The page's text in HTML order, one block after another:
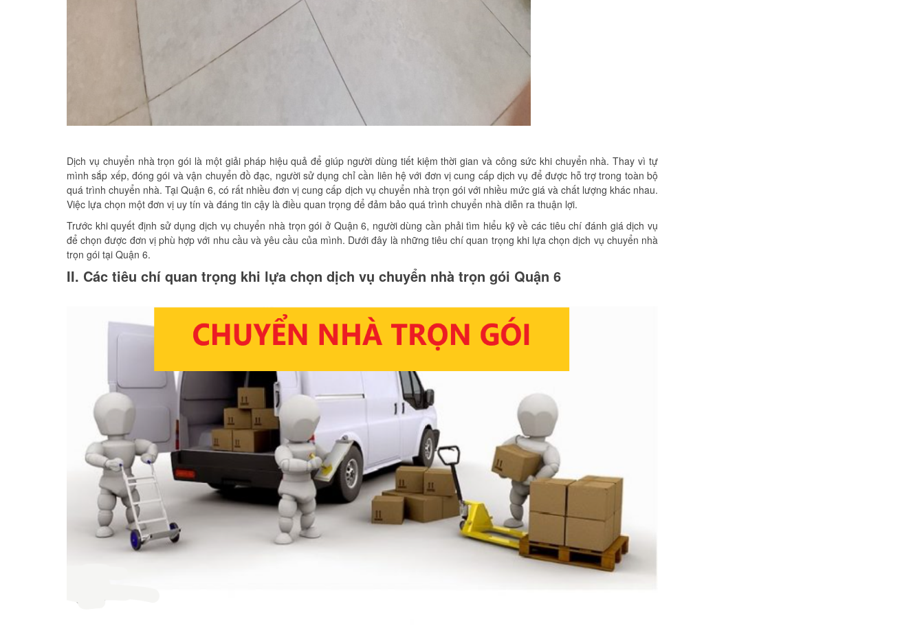
Dịch vụ chuyển nhà trọn gói là một giải pháp hiệu quả để giúp người dùng tiết kiệm thời gian và công sức khi chuyển nhà. Thay vì tự
mình sắp xếp, đóng gói và vận chuyển đồ đạc, người sử dụng chỉ cần liên hệ với đơn vị cung cấp dịch vụ để được hỗ trợ trong toàn bộ
quá trình chuyển nhà. Tại Quận 6, có rất nhiều đơn vị cung cấp dịch vụ chuyển nhà trọn gói với nhiều mức giá và chất lượng khác nhau.
Việc lựa chọn một đơn vị uy tín và đáng tin cậy là điều quan trọng để đảm bảo quá trình chuyển nhà diễn ra thuận lợi.
Trước khi quyết định sử dụng dịch vụ chuyển nhà trọn gói ở Quận 6, người dùng cần phải tìm hiểu kỹ về các tiêu chí đánh giá dịch vụ
để chọn được đơn vị phù hợp với nhu cầu và yêu cầu của mình. Dưới đây là những tiêu chí quan trọng khi lựa chọn dịch vụ chuyển nhà
trọn gói tại Quận 6.
II. Các tiêu chí quan trọng khi lựa chọn dịch vụ chuyển nhà trọn gói Quận 6